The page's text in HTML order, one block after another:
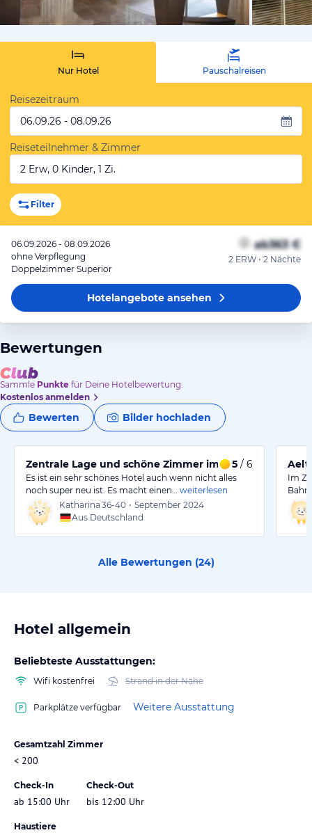
vom
Nur Hotel Pauschalreisen
Reisezeitraum
06.09.26 - 08.09.26
Reiseteilnehmer & Zimmer
2 Erw, 0 Kinder, 1 Zi.
Filter
06.09.2026 - 08.09.2026
ohne Verpflegung
Doppelzimmer Superior
ab363 €
2 ERW • 2 Nächte
Hotelangeboteansehen
Bewertungen
Sammle Punkte für Deine Hotelbewertung.
Kostenlos anmelden
Bewerten Bilder hochladen
Zentrale Lage und schöne Zimmer im Hotel.
5 / 6
Es ist ein sehr schönes Hotel auch wenn nicht alles
noch super neu ist. Es macht einen…
weiterlesen
Katharina 36-40 • September 2024
Aus Deutschland
Im
Alle Bewertungen (24)
Hotel allgemein
Beliebteste Ausstattungen:
Wifi kostenfrei Strand in der Nähe
Parkplätze verfügbar Weitere Ausstattung
Gesamtzahl Zimmer
< 200
Check-In
ab 15:00 Uhr
Check-Out
bis 12:00 Uhr
Haustiere